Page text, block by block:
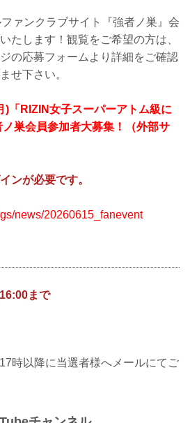
ァンクラブサイト『強者ノ巣』会
たします！観覧をご希望の方は、
の応募フォームより詳細をご確認
せ下さい。
「RIZIN女子スーパーアトム級に
巣会員参加者大募集！（外部サ
ンが必要です。
news/20260615_fanevent
まで
時以降に当選者様へメールにてご